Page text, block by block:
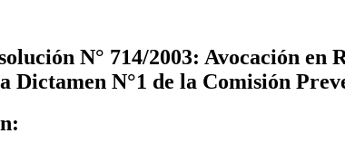
N° 714/2003: Avocación
Dictamen N°1 de la Comisión